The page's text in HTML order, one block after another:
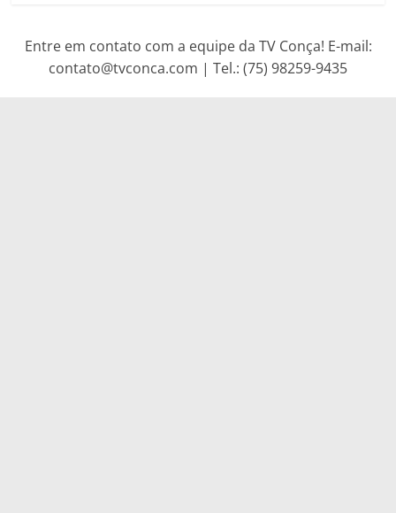
Entre em contato com a equipe da TV Conça! E-mail:
contato@tvconca.com | Tel.: (75) 98259-9435